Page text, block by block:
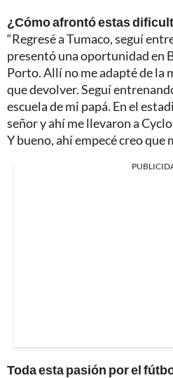
¿Cómo afrontó estas
“Regresé a Tumaco, seguí
presentó una oportunidad en
Porto. Allí no me adapté de la
que devolver. Seguí
escuela de mi papá. En el
señor y ahí me llevaron a
Y bueno, ahí empecé creo que
Toda esta pasión por el